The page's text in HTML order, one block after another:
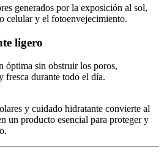
generados por la exposición al sol,
celular y el fotoenvejecimiento.
ligero
óptima sin obstruir los poros,
fresca durante todo el día.
y cuidado hidratante convierte al
un producto esencial para proteger y